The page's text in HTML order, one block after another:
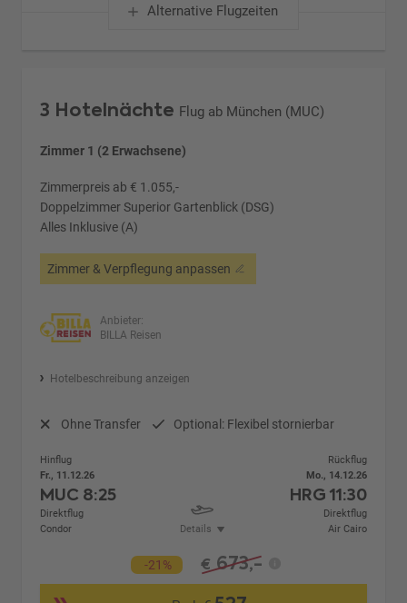
Alternative Flugzeiten
3 Hotelnächte Flug ab München (MUC)
Zimmer 1 (2 Erwachsene)
Zimmerpreis ab € 1.055,-
Doppelzimmer Superior Gartenblick (DSG)
Alles Inklusive (A)
Zimmer & Verpflegung anpassen
Anbieter:
BILLA Reisen
Hotelbeschreibung anzeigen
Ohne Transfer Optional: Flexibel stornierbar
Hinflug
Fr., 11.12.26
MUC 8:25
Direktflug
Condor
Details
Rückflug
Mo., 14.12.26
HRG 11:30
Direktflug
Air Cairo
-21% € 673,-